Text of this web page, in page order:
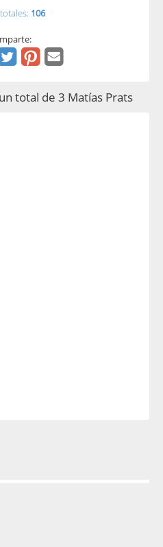
106
total de 3 Matías Prats